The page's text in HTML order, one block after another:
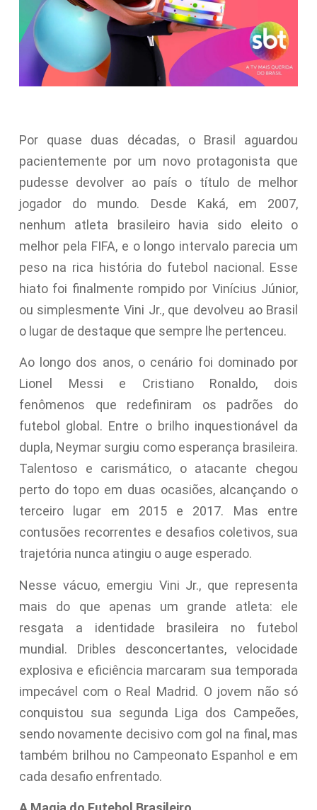
Por quase duas décadas, o Brasil aguardou
pacientemente por um novo protagonista que
pudesse devolver ao país o título de melhor
jogador do mundo. Desde Kaká, em 2007,
nenhum atleta brasileiro havia sido eleito o
melhor pela FIFA, e o longo intervalo parecia um
peso na rica história do futebol nacional. Esse
hiato foi finalmente rompido por Vinícius Júnior,
ou simplesmente Vini Jr., que devolveu ao Brasil
o lugar de destaque que sempre lhe pertenceu.
Ao longo dos anos, o cenário foi dominado por
Lionel Messi e Cristiano Ronaldo, dois
fenômenos que redefiniram os padrões do
futebol global. Entre o brilho inquestionável da
dupla, Neymar surgiu como esperança brasileira.
Talentoso e carismático, o atacante chegou
perto do topo em duas ocasiões, alcançando o
terceiro lugar em 2015 e 2017. Mas entre
contusões recorrentes e desafios coletivos, sua
trajetória nunca atingiu o auge esperado.
Nesse vácuo, emergiu Vini Jr., que representa
mais do que apenas um grande atleta: ele
resgata a identidade brasileira no futebol
mundial. Dribles desconcertantes, velocidade
explosiva e eficiência marcaram sua temporada
impecável com o Real Madrid. O jovem não só
conquistou sua segunda Liga dos Campeões,
sendo novamente decisivo com gol na final, mas
também brilhou no Campeonato Espanhol e em
cada desafio enfrentado.